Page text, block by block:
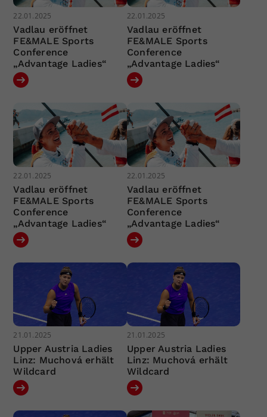
22.01.2025
Vadlau eröffnet
FE&MALE Sports
Conference
„Advantage Ladies“
22.01.2025
Vadlau eröffnet
FE&MALE Sports
Conference
„Advantage Ladies“
22.01.2025
Vadlau eröffnet
FE&MALE Sports
Conference
„Advantage Ladies“
22.01.2025
Vadlau eröffnet
FE&MALE Sports
Conference
„Advantage Ladies“
21.01.2025
Upper Austria Ladies
Linz: Muchová erhält
Wildcard
21.01.2025
Upper Austria Ladies
Linz: Muchová erhält
Wildcard